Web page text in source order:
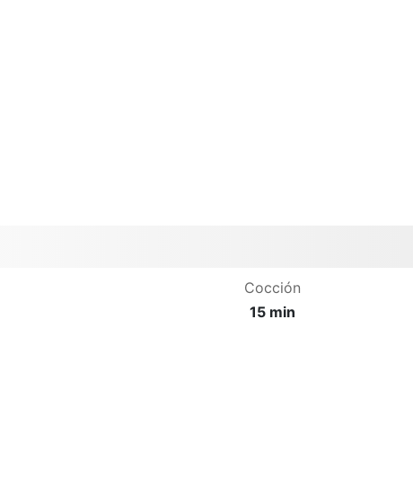
Cocción
15 min